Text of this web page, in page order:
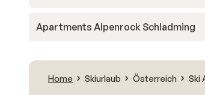
Apartments Alpenrock Schladming
Home Skiurlaub Österreich Ski